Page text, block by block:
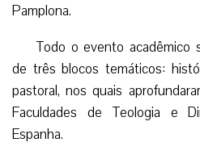
Pamplona.
Todo o evento acadêmico
de três blocos temáticos:
pastoral, nos quais
Faculdades de Teologia e
Espanha.